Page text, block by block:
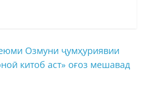
Озмуни ҷумҳуриявии
китоб аст» оғоз мешавад